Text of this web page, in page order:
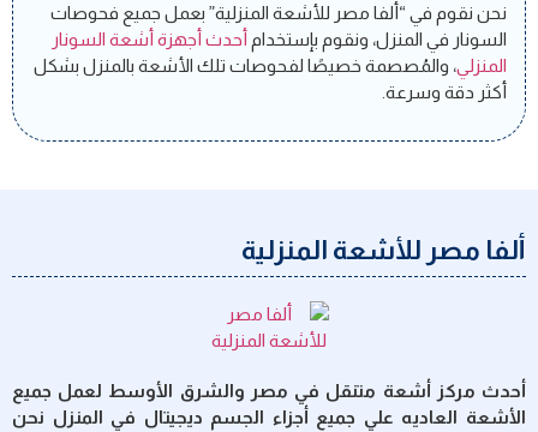
نحن نقوم في “ألفا مصر للأشعة المنزلية” بعمل جميع فحوصات
السونار في المنزل، ونقوم بإستخدام أحدث أجهزة أشعة السونار
المنزلي، والمُصصمة خصيصًا لفحوصات تلك الأشعة بالمنزل بشكل
أكثر دقة وسرعة.
ألفا مصر للأشعة المنزلية
أحدث مركز أشعة متنقل في مصر والشرق الأوسط لعمل جميع
الأشعة العاديه علي جميع أجزاء الجسم ديجيتال في المنزل نحن